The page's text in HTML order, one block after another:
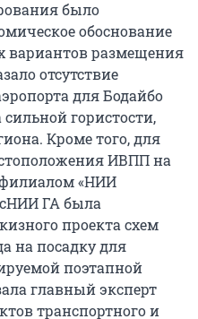
было
обоснование
вариантов размещения
отсутствие
для Бодайбо
гористости,
Кроме того, для
ИВПП на
«НИИ
ГА была
проекта схем
на посадку для
поэтапной
главный эксперт
транспортного и